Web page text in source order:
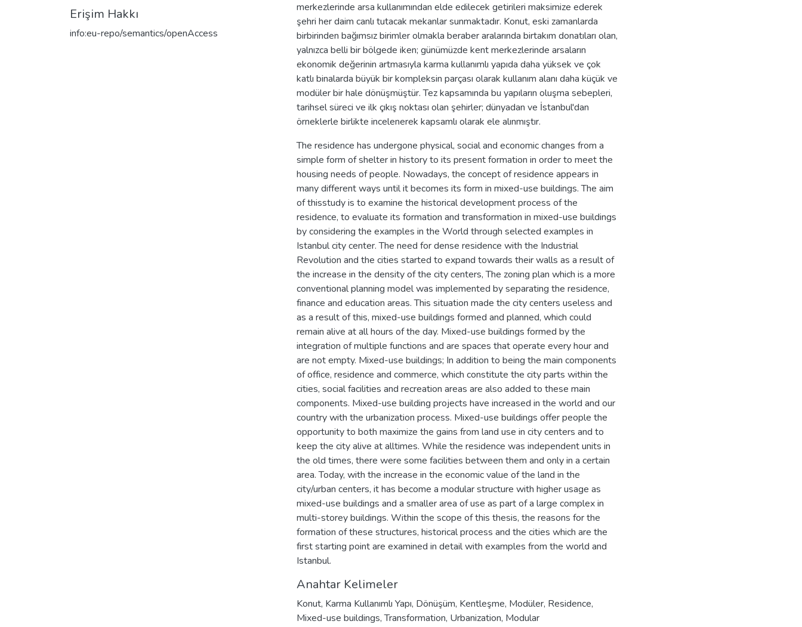
Erişim Hakkı
info:eu-repo/semantics/openAccess
merkezlerinde arsa kullanımından elde edilecek getirileri maksimize ederek
şehri her daim canlı tutacak mekanlar sunmaktadır. Konut, eski zamanlarda
birbirinden bağımsız birimler olmakla beraber aralarında birtakım donatıları olan,
yalnızca belli bir bölgede iken; günümüzde kent merkezlerinde arsaların
ekonomik değerinin artmasıyla karma kullanımlı yapıda daha yüksek ve çok
katlı binalarda büyük bir kompleksin parçası olarak kullanım alanı daha küçük ve
modüler bir hale dönüşmüştür. Tez kapsamında bu yapıların oluşma sebepleri,
tarihsel süreci ve ilk çıkış noktası olan şehirler; dünyadan ve İstanbul'dan
örneklerle birlikte incelenerek kapsamlı olarak ele alınmıştır.
The residence has undergone physical, social and economic changes from a
simple form of shelter in history to its present formation in order to meet the
housing needs of people. Nowadays, the concept of residence appears in
many different ways until it becomes its form in mixed-use buildings. The aim
of thisstudy is to examine the historical development process of the
residence, to evaluate its formation and transformation in mixed-use buildings
by considering the examples in the World through selected examples in
Istanbul city center. The need for dense residence with the Industrial
Revolution and the cities started to expand towards their walls as a result of
the increase in the density of the city centers, The zoning plan which is a more
conventional planning model was implemented by separating the residence,
finance and education areas. This situation made the city centers useless and
as a result of this, mixed-use buildings formed and planned, which could
remain alive at all hours of the day. Mixed-use buildings formed by the
integration of multiple functions and are spaces that operate every hour and
are not empty. Mixed-use buildings; In addition to being the main components
of office, residence and commerce, which constitute the city parts within the
cities, social facilities and recreation areas are also added to these main
components. Mixed-use building projects have increased in the world and our
country with the urbanization process. Mixed-use buildings offer people the
opportunity to both maximize the gains from land use in city centers and to
keep the city alive at alltimes. While the residence was independent units in
the old times, there were some facilities between them and only in a certain
area. Today, with the increase in the economic value of the land in the
city/urban centers, it has become a modular structure with higher usage as
mixed-use buildings and a smaller area of use as part of a large complex in
multi-storey buildings. Within the scope of this thesis, the reasons for the
formation of these structures, historical process and the cities which are the
first starting point are examined in detail with examples from the world and
Istanbul.
Anahtar Kelimeler
Konut, Karma Kullanımlı Yapı, Dönüşüm, Kentleşme, Modüler, Residence,
Mixed-use buildings,Transformation, Urbanization, Modular